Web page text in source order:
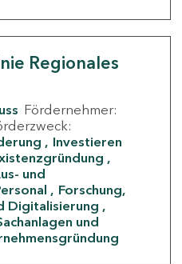
Regionales
Fördernehmer:
Investieren
und
Forschung,
Digitalisierung
und